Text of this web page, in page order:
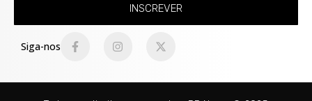
INSCREVER
Siga-nos